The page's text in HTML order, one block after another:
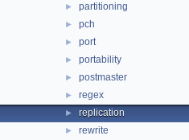
► partitioning
► pch
► port
► portability
► postmaster
► regex
► replication
► rewrite